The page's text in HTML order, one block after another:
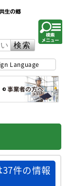
Language
件の情報